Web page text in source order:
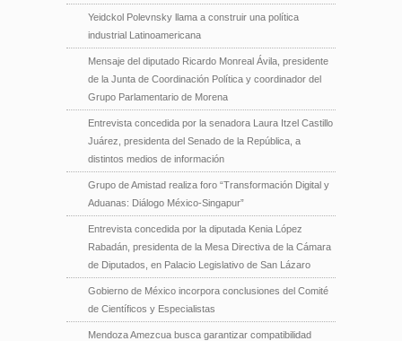
Yeidckol Polevnsky llama a construir una política
industrial Latinoamericana
Mensaje del diputado Ricardo Monreal Ávila, presidente
de la Junta de Coordinación Política y coordinador del
Grupo Parlamentario de Morena
Entrevista concedida por la senadora Laura Itzel Castillo
Juárez, presidenta del Senado de la República, a
distintos medios de información
Grupo de Amistad realiza foro “Transformación Digital y
Aduanas: Diálogo México-Singapur”
Entrevista concedida por la diputada Kenia López
Rabadán, presidenta de la Mesa Directiva de la Cámara
de Diputados, en Palacio Legislativo de San Lázaro
Gobierno de México incorpora conclusiones del Comité
de Científicos y Especialistas
Mendoza Amezcua busca garantizar compatibilidad